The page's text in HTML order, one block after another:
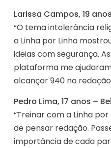
Larissa Campos, 19
“O tema intolerância
a Linha por Linha
ideias com segurança.
plataforma me
alcançar 940 na
Pedro Lima, 17 anos –
“Treinar com a Linha
de pensar redação.
importância de cada